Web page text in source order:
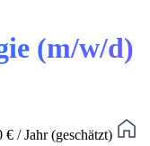
(m/w/d)
/ Jahr (geschätzt)